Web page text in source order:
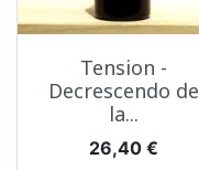
Tension -
Decrescendo de
la...
Prix
26,40 €